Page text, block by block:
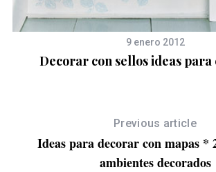
9 enero 2012
Decorar con sellos ideas
Previous article
Ideas para decorar con mapas *
ambientes decorados